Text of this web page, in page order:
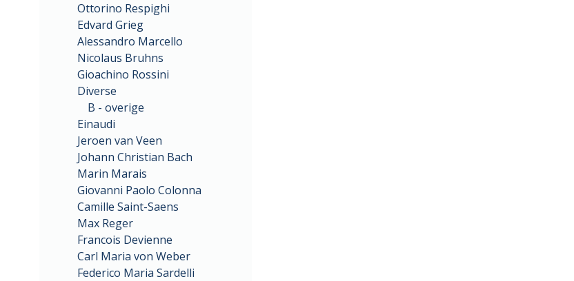
Ottorino Respighi
Edvard Grieg
Alessandro Marcello
Nicolaus Bruhns
Gioachino Rossini
Diverse
B - overige
Einaudi
Jeroen van Veen
Johann Christian Bach
Marin Marais
Giovanni Paolo Colonna
Camille Saint-Saens
Max Reger
Francois Devienne
Carl Maria von Weber
Federico Maria Sardelli